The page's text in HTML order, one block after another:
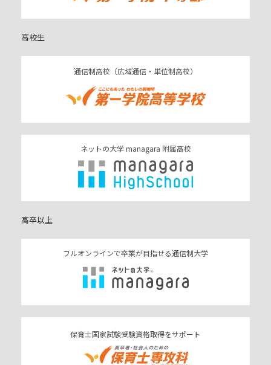
高校生
通信制高校（広域通信・単位制高校）
ネットの大学 managara 附属高校
高卒以上
フルオンラインで卒業が目指せる通信制大学
保育士国家試験受験資格取得をサポート